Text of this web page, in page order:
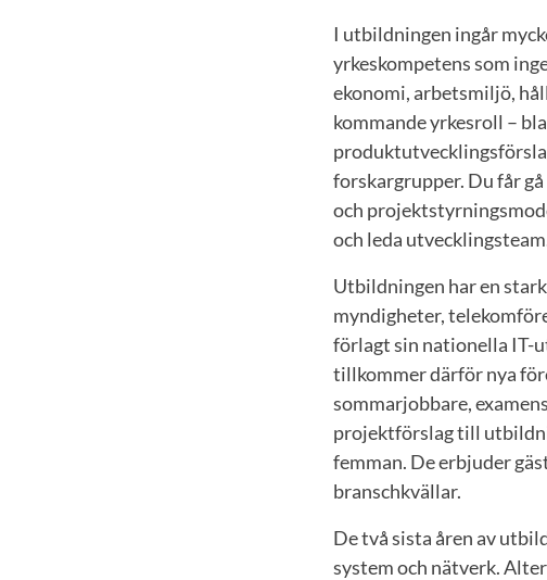
I utbildningen ingår
yrkeskompetens som
ekonomi, arbetsmiljö,
kommande yrkesroll –
forskargrupper. Du får
och
och leda
Utbildningen har en
myndigheter,
förlagt sin nationella IT-
tillkommer därför nya
sommarjobbare,
projektförslag till
femman. De erbjuder
branschkvällar.
De två sista åren av
system och nätverk.